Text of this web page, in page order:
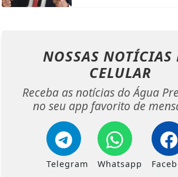
NOSSAS NOTÍCIAS
CELULAR
Receba as notícias do Água
no seu app favorito de
Telegram Whatsapp